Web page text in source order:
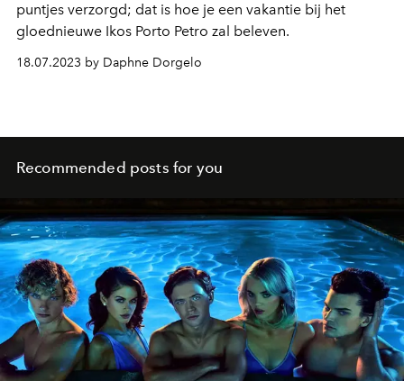
puntjes verzorgd; dat is hoe je een vakantie bij het
gloednieuwe Ikos Porto Petro zal beleven.
18.07.2023 by Daphne Dorgelo
Recommended posts for you